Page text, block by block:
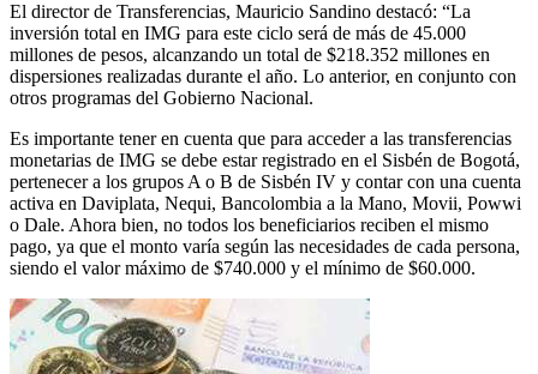
El director de Transferencias, Mauricio Sandino destacó: “La
inversión total en IMG para este ciclo será de más de 45.000
millones de pesos, alcanzando un total de $218.352 millones en
dispersiones realizadas durante el año. Lo anterior, en conjunto con
otros programas del Gobierno Nacional.
Es importante tener en cuenta que para acceder a las transferencias
monetarias de IMG se debe estar registrado en el Sisbén de Bogotá,
pertenecer a los grupos A o B de Sisbén IV y contar con una cuenta
activa en Daviplata, Nequi, Bancolombia a la Mano, Movii, Powwi
o Dale. Ahora bien, no todos los beneficiarios reciben el mismo
pago, ya que el monto varía según las necesidades de cada persona,
siendo el valor máximo de $740.000 y el mínimo de $60.000.